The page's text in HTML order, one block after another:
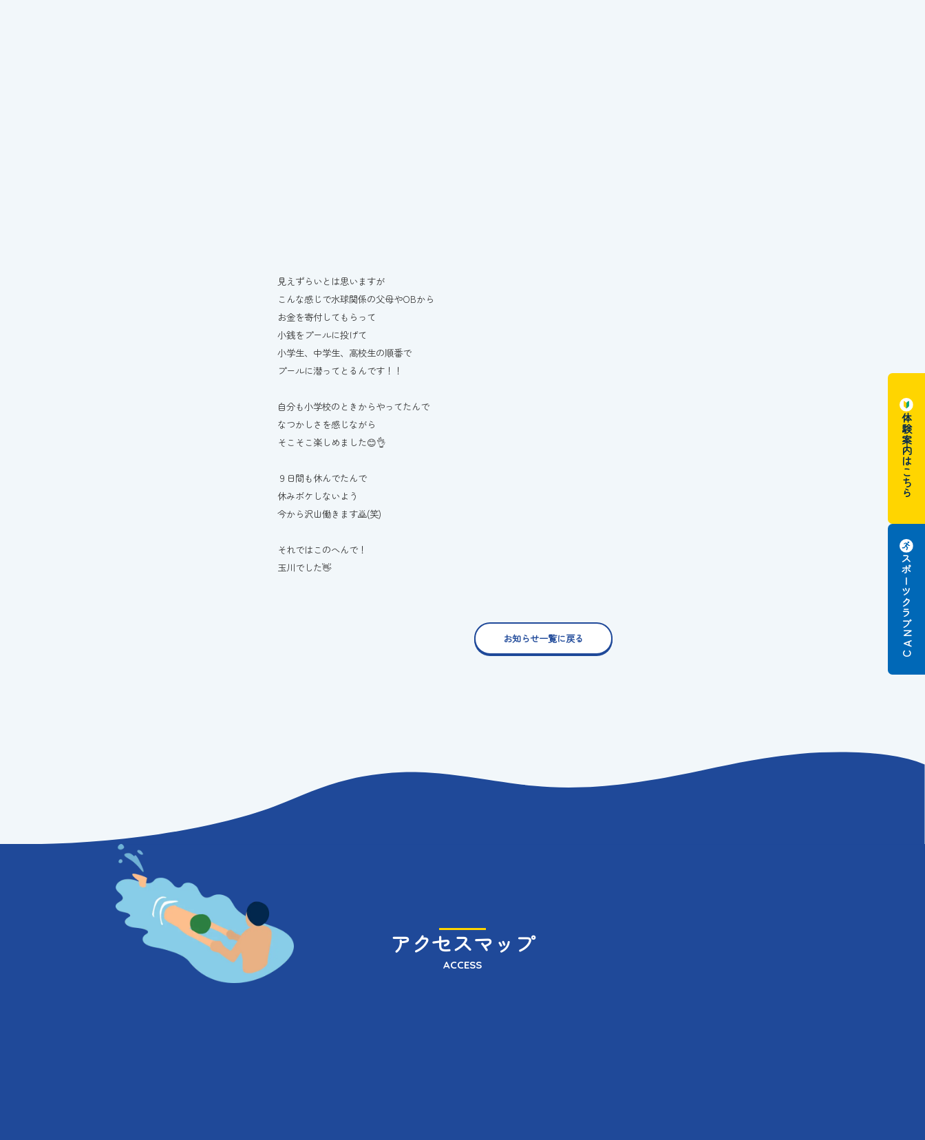
見えずらいとは思いますが
こんな感じで水球関係の父母やOBから
お金を寄付してもらって
小銭をプールに投げて
小学生、中学生、高校生の順番で
プールに潜ってとるんです！！
自分も小学校のときからやってたんで
なつかしさを感じながら
そこそこ楽しめました😊👌
９日間も休んでたんで
休みボケしないよう
今から沢山働きます🙇(笑)
それではこのへんで！
玉川でした👋
お知らせ一覧に戻る
アクセスマップ
ACCESS
体験案内はこちら
スポーツクラブ
N
A
C